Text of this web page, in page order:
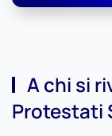
A chi si
Protestati